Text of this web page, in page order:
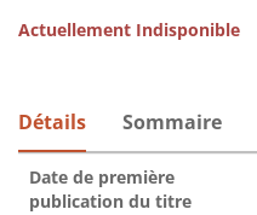
Actuellement Indisponible
Détails Sommaire
Date de première
publication du titre